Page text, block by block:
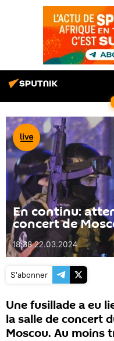
En continu:
concert de
18:38 22.03.2024
S'abonner
Une fusillade a eu
la salle de concert
Moscou. Au moins